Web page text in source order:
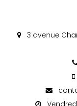
3 avenue